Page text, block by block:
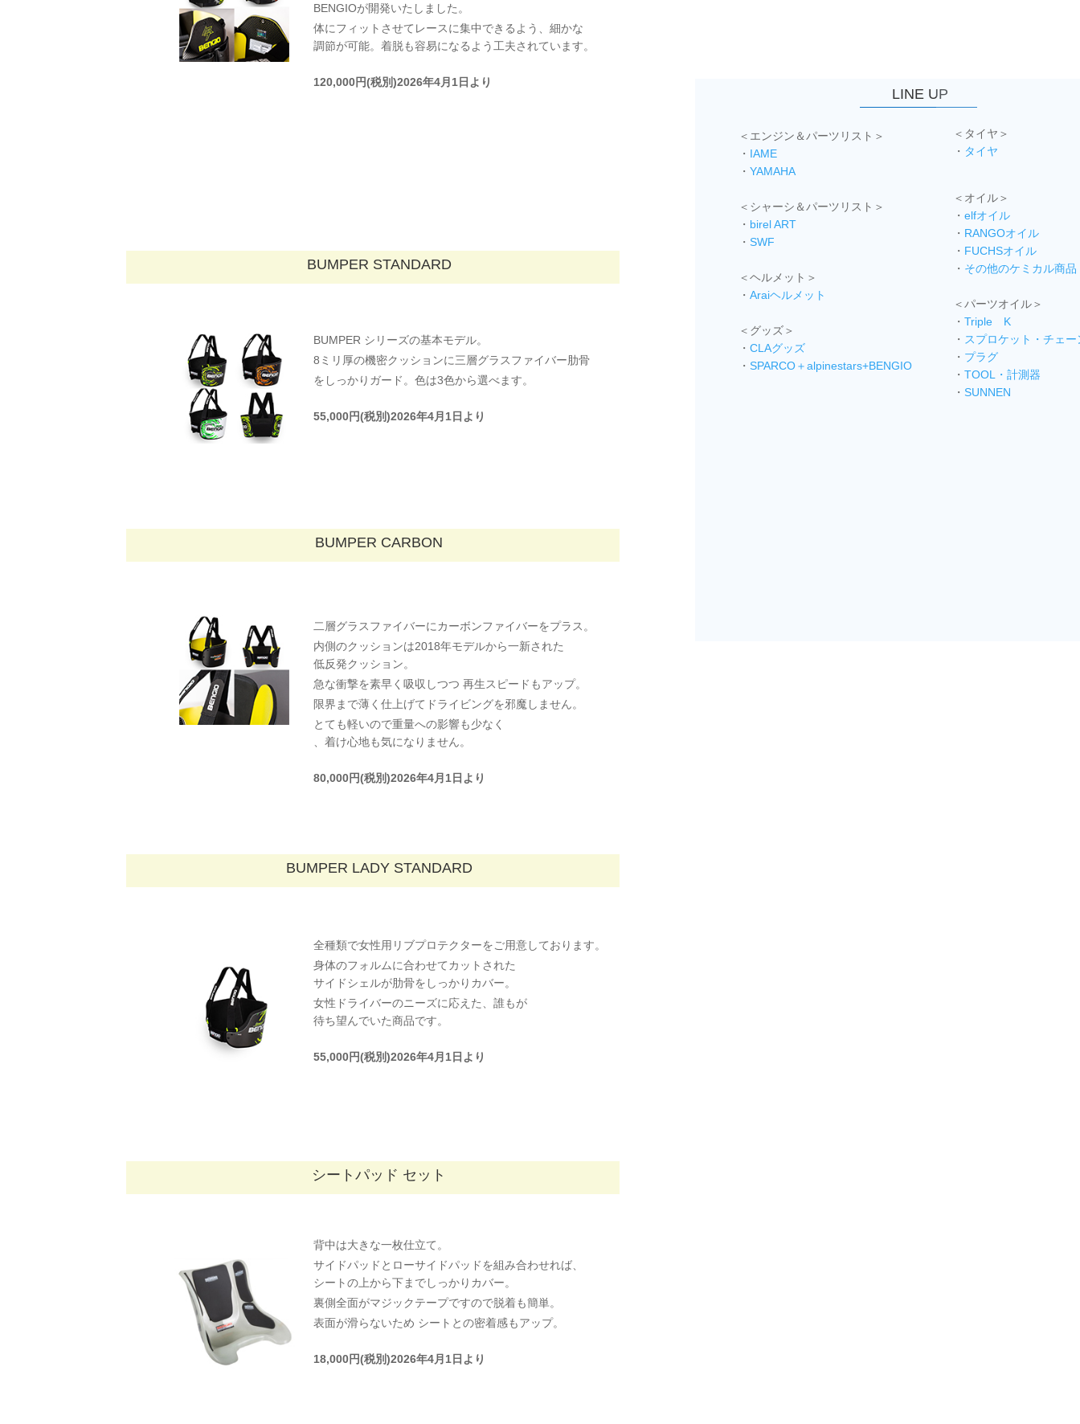
BENGIOが開発いたしました。
体にフィットさせてレースに集中できるよう、細かな
調節が可能。着脱も容易になるよう工夫されています。
120,000円(税別)2026年4月1日より
BUMPER STANDARD
BUMPER シリーズの基本モデル。
8ミリ厚の機密クッションに三層グラスファイバー肋骨
をしっかりガード。色は3色から選べます。
55,000円(税別)2026年4月1日より
BUMPER CARBON
二層グラスファイバーにカーボンファイバーをプラス。
内側のクッションは2018年モデルから一新された
低反発クッション。
急な衝撃を素早く吸収しつつ 再生スピードもアップ。
限界まで薄く仕上げてドライビングを邪魔しません。
とても軽いので重量への影響も少なく
、着け心地も気になりません。
80,000円(税別)2026年4月1日より
BUMPER LADY STANDARD
全種類で女性用リブプロテクターをご用意しております。
身体のフォルムに合わせてカットされた
サイドシェルが肋骨をしっかりカバー。
女性ドライバーのニーズに応えた、誰もが
待ち望んでいた商品です。
55,000円(税別)2026年4月1日より
シートパッド セット
背中は大きな一枚仕立て。
サイドパッドとローサイドパッドを組み合わせれば、
シートの上から下までしっかりカバー。
裏側全面がマジックテープですので脱着も簡単。
表面が滑らないため シートとの密着感もアップ。
18,000円(税別)2026年4月1日より
LINE UP
＜エンジン＆パーツリスト＞
・ IAME
・ YAMAHA
＜シャーシ＆パーツリスト＞
・ birel ART
・ SWF
＜ヘルメット＞
・ Araiヘルメット
＜グッズ＞
・ CLAグッズ
・ SPARCO＋alpinestars+BENGIO
＜タイヤ＞
・ タイヤ
＜オイル＞
・ elfオイル
・ RANGOオイル
・ FUCHSオイル
・ その他のケミカル商品
＜パーツオイル＞
・ Triple K
・ スプロケット・チェー
・ プラグ
・ TOOL・計測器
・ SUNNEN